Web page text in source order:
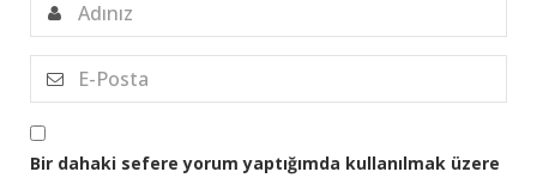
Bir dahaki sefere yorum yaptığımda kullanılmak üzere